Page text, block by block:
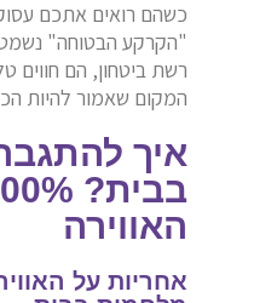
כשהם רואים אתכם
"הקרקע הבטוחה"
רשת ביטחון, הם חווים
המקום שאמור להיות
איך
האווירה
אחריות על